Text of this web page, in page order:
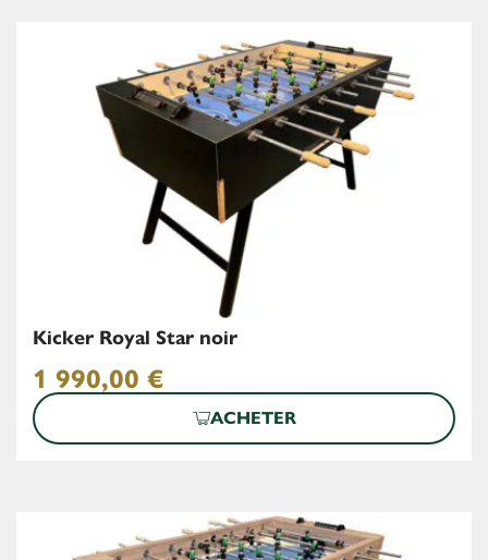
Kicker Royal Star noir
1 990,00 €
ACHETER